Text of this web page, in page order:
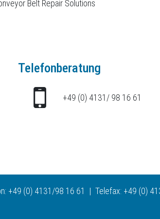
Belt Repair Solutions
Telefonberatung
+49 (0) 4131/ 98 16 61
+49 (0) 4131/98 16 61 | Telefax: +49 (0)